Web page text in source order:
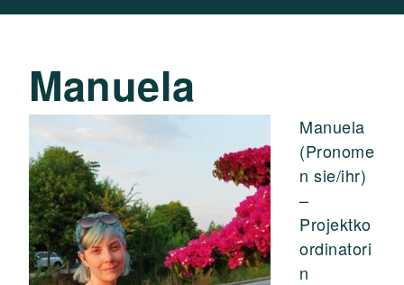
Manuela
Manuela
(Pronome
n sie/ihr)
–
Projektko
ordinatori
n